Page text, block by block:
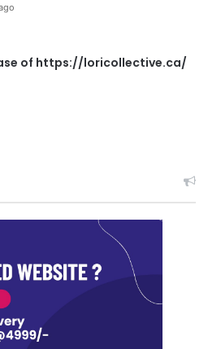
of https://loricollective.ca/